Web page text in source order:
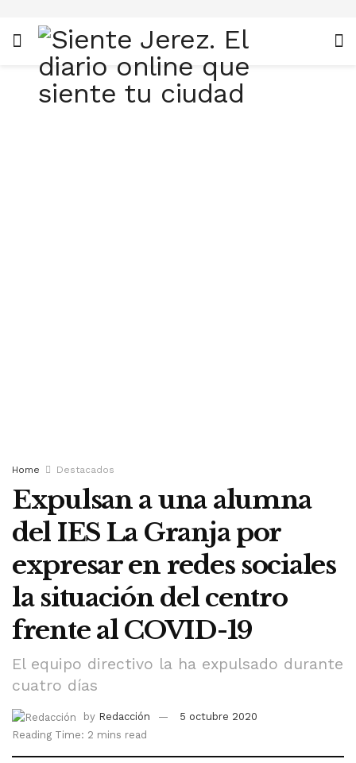
Home Destacados
Expulsan a una alumna
del IES La Granja por
expresar en redes sociales
la situación del centro
frente al COVID-19
El equipo directivo la ha expulsado durante
cuatro días
by Redacción
5 octubre 2020
Reading Time: 2 mins read